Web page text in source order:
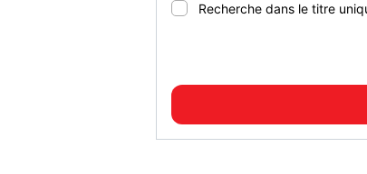
Recherche dans le titre